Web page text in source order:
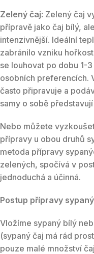
Zelený čaj: Zelený čaj
přípravě jako čaj bílý,
intenzivnější. Ideální
zabránilo vzniku
se louhovat po dobu 1-
osobních preferencích.
často připravuje a
samy o sobě
Nebo můžete
přípravy u obou druhů
metoda přípravy
zelených, spočívá v
jednoduchá a účinná.
Postup přípravy
Vložíme sypaný bílý
(sypaný čaj má rád
pouze malé množství